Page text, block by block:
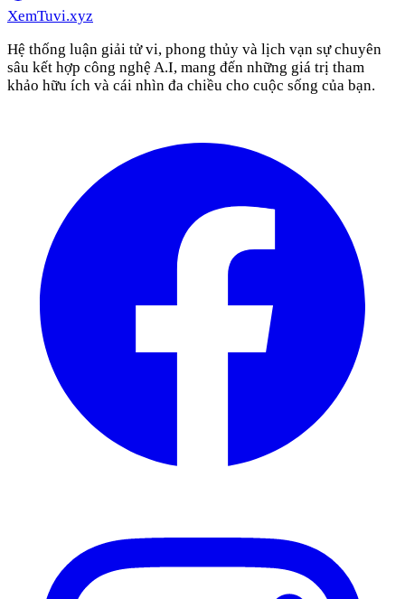
XemTuvi.xyz
Hệ thống luận giải tử vi, phong thủy và lịch vạn sự chuyên
sâu kết hợp công nghệ A.I, mang đến những giá trị tham
khảo hữu ích và cái nhìn đa chiều cho cuộc sống của bạn.